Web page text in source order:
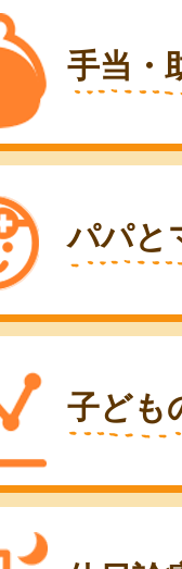
手当・
パパと
子ども